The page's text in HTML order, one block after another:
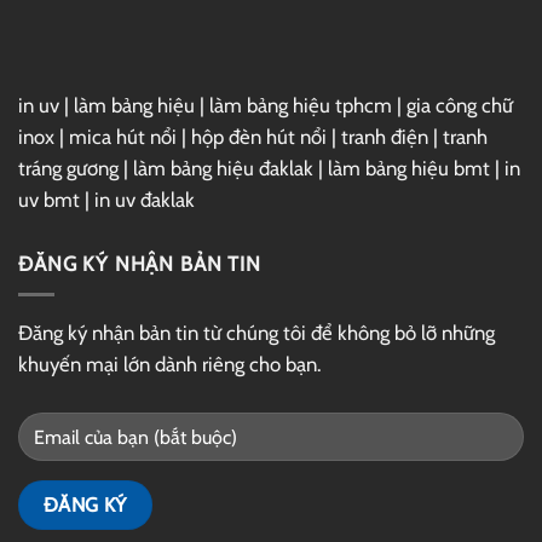
in uv | làm bảng hiệu | làm bảng hiệu tphcm | gia công chữ
inox | mica hút nổi | hộp đèn hút nổi | tranh điện | tranh
tráng gương | làm bảng hiệu đaklak | làm bảng hiệu bmt | in
uv bmt | in uv đaklak
ĐĂNG KÝ NHẬN BẢN TIN
Đăng ký nhận bản tin từ chúng tôi để không bỏ lỡ những
khuyến mại lớn dành riêng cho bạn.